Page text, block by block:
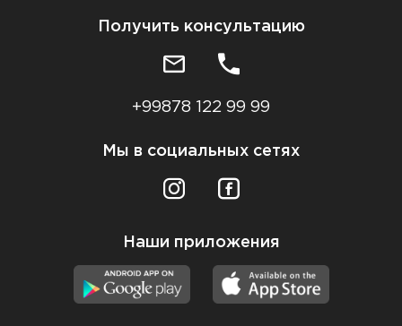
Получить консультацию
+99878 122 99 99
Мы в социальных сетях
Наши приложения